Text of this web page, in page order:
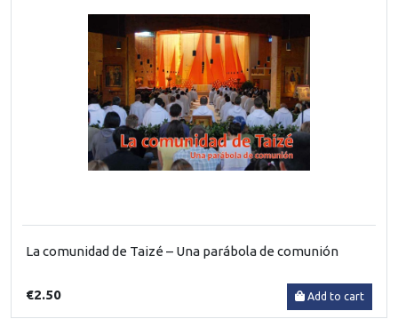
La comunidad de Taizé – Una parábola de comunión
€2.50 Add to cart